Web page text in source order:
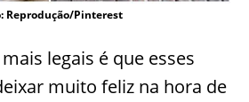
Reprodução/Pinterest
legais é que esses
muito feliz na hora de